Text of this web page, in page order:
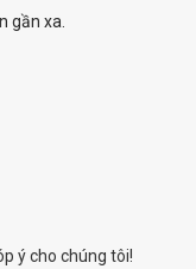
gần xa.
ý cho chúng tôi!